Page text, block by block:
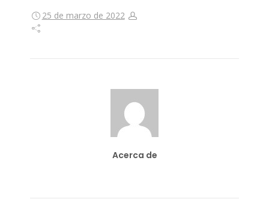
25 de marzo de 2022
Acerca de